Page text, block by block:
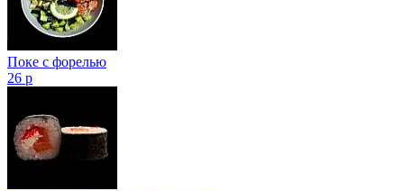
Поке с форелью
26 р